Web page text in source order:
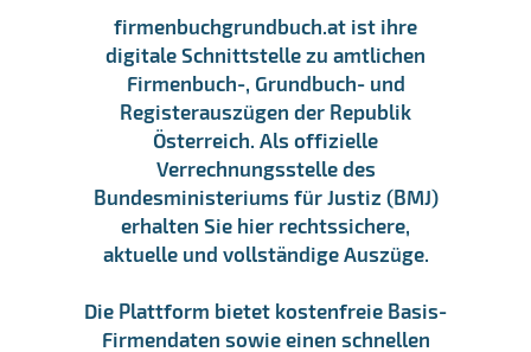
firmenbuchgrundbuch.at ist ihre
digitale Schnittstelle zu amtlichen
Firmenbuch-, Grundbuch- und
Registerauszügen der Republik
Österreich. Als offizielle
Verrechnungsstelle des
Bundesministeriums für Justiz (BMJ)
erhalten Sie hier rechtssichere,
aktuelle und vollständige Auszüge.
Die Plattform bietet kostenfreie Basis-
Firmendaten sowie einen schnellen